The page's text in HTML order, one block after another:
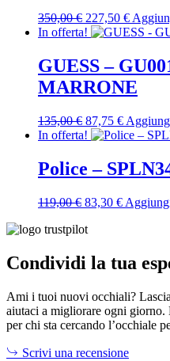
350,00€ Il
prezzo
era:
350,00 €.
227,50 €Il
prezzo
è:
227,50
In offerta!
GUESS –
MARRONE
135,00€ Il
prezzo
135,00 €.
87,75 €Il
prezzo
è:
87,75 €.
In offerta!
Police –
119,00€ Il
originale
119,00 €.
83,30 €Il
83,30 €.
Condividi la tua
Ami i tuoi nuovi occhiali?
aiutaci a migliorare ogni giorno.
per chi sta cercando l’occhiale
Scrivi una recensione